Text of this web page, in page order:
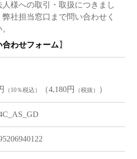
人様への取引・取扱につきまし
弊社担当窓口まで問い合わせく
合わせフォーム 】
（10％税込） （4,180円 （税抜） ）